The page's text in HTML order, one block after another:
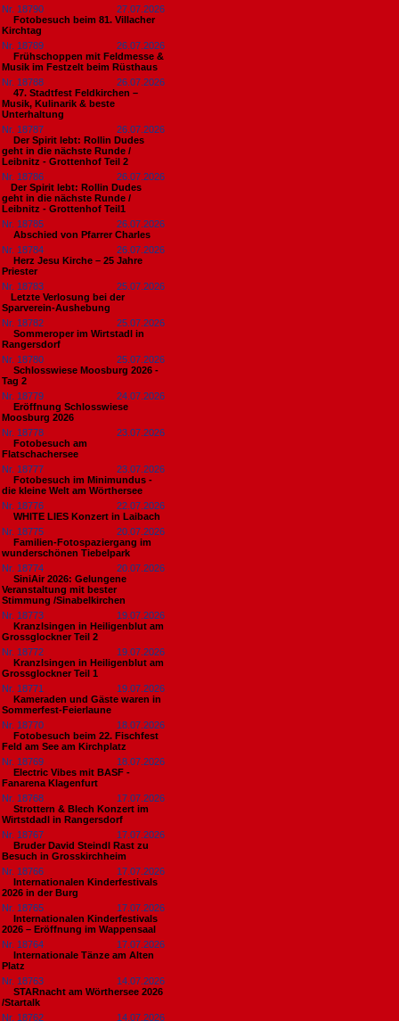
Nr. 18790
27.07.2026
Fotobesuch beim 81. Villacher
Kirchtag
Nr. 18789
26.07.2026
Frühschoppen mit Feldmesse &
Musik im Festzelt beim Rüsthaus
Nr. 18788
26.07.2026
47. Stadtfest Feldkirchen –
Musik, Kulinarik & beste
Unterhaltung
Nr. 18787
26.07.2026
Der Spirit lebt: Rollin Dudes
geht in die nächste Runde /
Leibnitz - Grottenhof Teil 2
Nr. 18786
26.07.2026
​Der Spirit lebt: Rollin Dudes
geht in die nächste Runde /
Leibnitz - Grottenhof Teil1
Nr. 18785
26.07.2026
Abschied von Pfarrer Charles
Nr. 18784
26.07.2026
Herz Jesu Kirche – 25 Jahre
Priester
Nr. 18783
25.07.2026
​Letzte Verlosung bei der
Sparverein-Aushebung
Nr. 18782
25.07.2026
Sommeroper im Wirtstadl in
Rangersdorf
Nr. 18780
25.07.2026
Schlosswiese Moosburg 2026 -
Tag 2
Nr. 18779
24.07.2026
Eröffnung Schlosswiese
Moosburg 2026
Nr. 18778
23.07.2026
Fotobesuch am
Flatschachersee
Nr. 18777
23.07.2026
Fotobesuch im Minimundus -
die kleine Welt am Wörthersee
Nr. 18776
22.07.2026
WHITE LIES Konzert in Laibach
Nr. 18775
20.07.2026
Familien-Fotospaziergang im
wunderschönen Tiebelpark
Nr. 18774
20.07.2026
SiniAir 2026: Gelungene
Veranstaltung mit bester
Stimmung /Sinabelkirchen
Nr. 18773
19.07.2026
Kranzlsingen in Heiligenblut am
Grossglockner Teil 2
Nr. 18772
19.07.2026
Kranzlsingen in Heiligenblut am
Grossglockner Teil 1
Nr. 18771
19.07.2026
Kameraden und Gäste waren in
Sommerfest-Feierlaune
Nr. 18770
18.07.2026
Fotobesuch beim 22. Fischfest
Feld am See am Kirchplatz
Nr. 18769
18.07.2026
Electric Vibes mit BASF -
Fanarena Klagenfurt
Nr. 18768
17.07.2026
Strottern & Blech Konzert im
Wirtstdadl in Rangersdorf
Nr. 18767
17.07.2026
Bruder David Steindl Rast zu
Besuch in Grosskirchheim
Nr. 18766
17.07.2026
Internationalen Kinderfestivals
2026 in der Burg
Nr. 18765
17.07.2026
Internationalen Kinderfestivals
2026 – Eröffnung im Wappensaal
Nr. 18764
17.07.2026
Internationale Tänze am Alten
Platz
Nr. 18763
14.07.2026
STARnacht am Wörthersee 2026
/Startalk
Nr. 18762
14.07.2026